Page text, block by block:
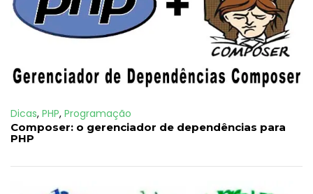
Dicas, PHP, Programação
Composer: o gerenciador de dependências para
PHP